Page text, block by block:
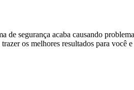
de segurança acaba causando
os melhores resultados para você e